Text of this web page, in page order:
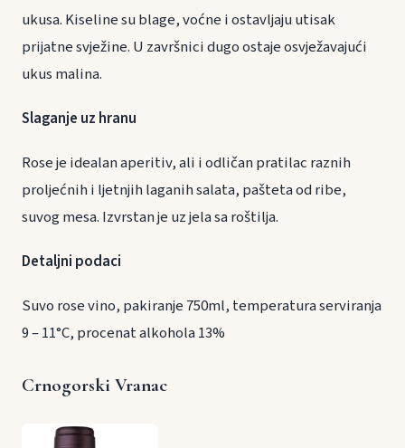
ukusa. Kiseline su blage, voćne i ostavljaju utisak
prijatne svježine. U završnici dugo ostaje osvježavajući
ukus malina.
Slaganje uz hranu
Rose je idealan aperitiv, ali i odličan pratilac raznih
proljećnih i ljetnjih laganih salata, pašteta od ribe,
suvog mesa. Izvrstan je uz jela sa roštilja.
Detaljni podaci
Suvo rose vino, pakiranje 750ml, temperatura serviranja
9 – 11°C, procenat alkohola 13%
Crnogorski Vranac